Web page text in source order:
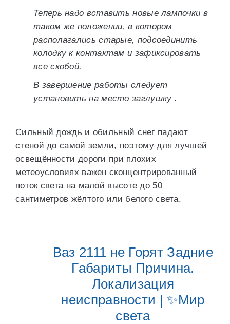
Теперь надо вставить новые лампочки в
таком же положении, в котором
располагались старые, подсоединить
колодку к контактам и зафиксировать
все скобой.
В завершение работы следует
установить на место заглушку .
Сильный дождь и обильный снег падают
стеной до самой земли, поэтому для лучшей
освещённости дороги при плохих
метеоусловиях важен сконцентрированный
поток света на малой высоте до 50
сантиметров жёлтого или белого света.
Ваз 2111 не Горят Задние
Габариты Причина.
Локализация
неисправности | ✨Мир
света